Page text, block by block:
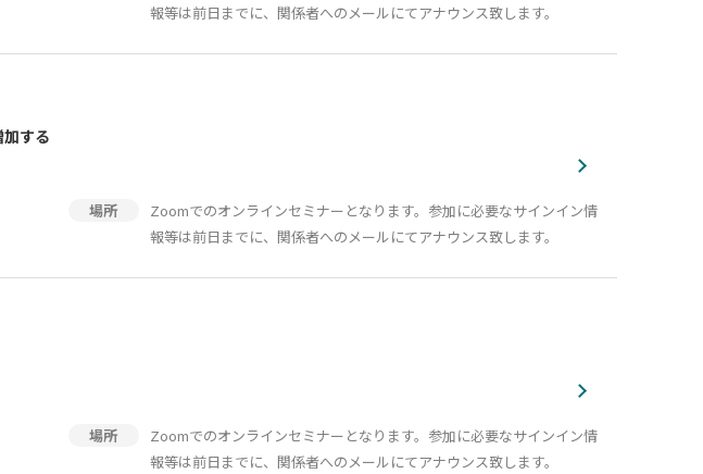
報等は前日までに、関係者へのメールにてアナウンス致します。
する
場所
Zoomでのオンラインセミナーとなります。参加に必要なサインイン情
報等は前日までに、関係者へのメールにてアナウンス致します。
場所
Zoomでのオンラインセミナーとなります。参加に必要なサインイン情
報等は前日までに、関係者へのメールにてアナウンス致します。